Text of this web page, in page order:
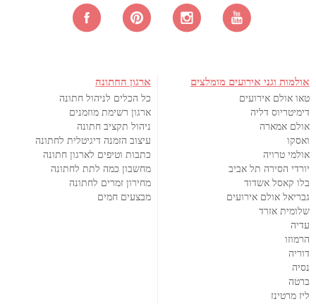
אולמות וגני אירועים מומלצים
טאו אולם אירועים
דימיטריוס דליה
אולם אמארה
ואסקו
אולמי טרויה
יורדי הסירה תל אביב
בלו קאסל אשדוד
גבריאל אולם אירועים
שלומית אזרד
עדיה
הרמוזו
דוריה
נסיה
ברטה
ליז מרטינז
ארגון החתונה
כל הכלים לניהול חתונה
ארגון רשימת מוזמנים
ניהול תקציב חתונה
עיצוב הזמנה דיגיטלית לחתונה
כתבות וטיפים לארגון חתונה
מחשבון כמה לתת לחתונה
מחירון זמרים לחתונה
מבצעים חמים